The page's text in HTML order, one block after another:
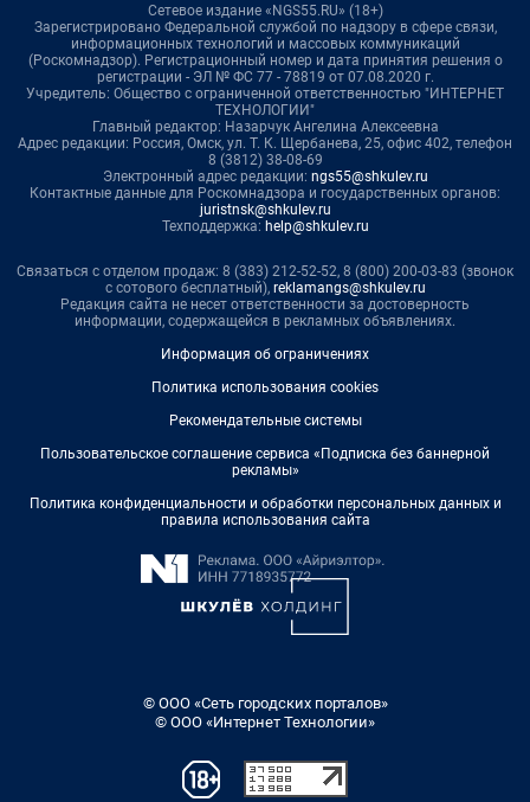
Сетевое издание «NGS55.RU» (18+)
Зарегистрировано Федеральной службой по надзору в сфере связи,
информационных технологий и массовых коммуникаций
(Роскомнадзор). Регистрационный номер и дата принятия решения о
регистрации - ЭЛ № ФС 77 - 78819 от 07.08.2020 г.
Учредитель: Общество с ограниченной ответственностью "ИНТЕРНЕТ
ТЕХНОЛОГИИ"
Главный редактор: Назарчук Ангелина Алексеевна
Адрес редакции: Россия, Омск, ул. Т. К. Щербанева, 25, офис 402, телефон
8 (3812) 38-08-69
Электронный адрес редакции: ngs55@shkulev.ru
Контактные данные для Роскомнадзора и государственных органов:
juristnsk@shkulev.ru
Техподдержка: help@shkulev.ru
Связаться с отделом продаж: 8 (383) 212-52-52, 8 (800) 200-03-83 (звонок
с сотового бесплатный), reklamangs@shkulev.ru
Редакция сайта не несет ответственности за достоверность
информации, содержащейся в рекламных объявлениях.
Информация об ограничениях
Политика использования cookies
Рекомендательные системы
Пользовательское соглашение сервиса «Подписка без баннерной
рекламы»
Политика конфиденциальности и обработки персональных данных и
правила использования сайта
© ООО «Сеть городских порталов»
© ООО «Интернет Технологии»